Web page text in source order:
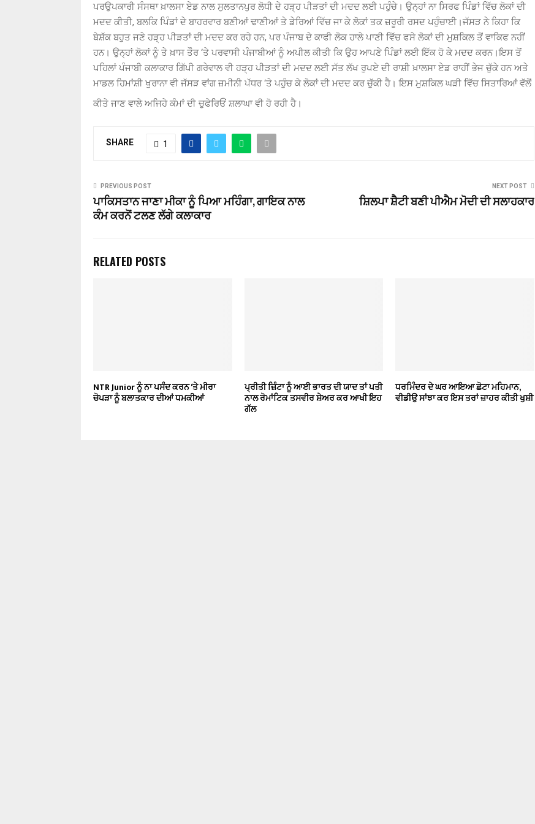
ਪਰਉਪਕਾਰੀ ਸੰਸਥਾ ਖ਼ਾਲਸਾ ਏਡ ਨਾਲ ਸੁਲਤਾਨਪੁਰ ਲੋਧੀ ਦੇ ਹੜ੍ਹ ਪੀੜਤਾਂ ਦੀ ਮਦਦ ਲਈ ਪਹੁੰਚੇ। ਉਨ੍ਹਾਂ ਨਾ ਸਿਰਫ ਪਿੰਡਾਂ ਵਿੱਚ ਲੋਕਾਂ ਦੀ
ਮਦਦ ਕੀਤੀ, ਬਲਕਿ ਪਿੰਡਾਂ ਦੇ ਬਾਹਰਵਾਰ ਬਣੀਆਂ ਢਾਣੀਆਂ ਤੇ ਡੇਰਿਆਂ ਵਿੱਚ ਜਾ ਕੇ ਲੋਕਾਂ ਤਕ ਜ਼ਰੂਰੀ ਰਸਦ ਪਹੁੰਚਾਈ।ਜੱਸੜ ਨੇ ਕਿਹਾ ਕਿ
ਬੇਸ਼ੱਕ ਬਹੁਤ ਜਣੇ ਹੜ੍ਹ ਪੀੜਤਾਂ ਦੀ ਮਦਦ ਕਰ ਰਹੇ ਹਨ, ਪਰ ਪੰਜਾਬ ਦੇ ਕਾਫੀ ਲੋਕ ਹਾਲੇ ਪਾਣੀ ਵਿੱਚ ਫਸੇ ਲੋਕਾਂ ਦੀ ਮੁਸ਼ਕਿਲ ਤੋਂ ਵਾਕਿਫ ਨਹੀਂ
ਹਨ। ਉਨ੍ਹਾਂ ਲੋਕਾਂ ਨੂੰ ਤੇ ਖ਼ਾਸ ਤੌਰ ‘ਤੇ ਪਰਵਾਸੀ ਪੰਜਾਬੀਆਂ ਨੂੰ ਅਪੀਲ ਕੀਤੀ ਕਿ ਉਹ ਆਪਣੇ ਪਿੰਡਾਂ ਲਈ ਇੱਕ ਹੋ ਕੇ ਮਦਦ ਕਰਨ।ਇਸ ਤੋਂ
ਪਹਿਲਾਂ ਪੰਜਾਬੀ ਕਲਾਕਾਰ ਗਿੱਪੀ ਗਰੇਵਾਲ ਵੀ ਹੜ੍ਹ ਪੀੜਤਾਂ ਦੀ ਮਦਦ ਲਈ ਸੱਤ ਲੱਖ ਰੁਪਏ ਦੀ ਰਾਸ਼ੀ ਖ਼ਾਲਸਾ ਏਡ ਰਾਹੀਂ ਭੇਜ ਚੁੱਕੇ ਹਨ ਅਤੇ
ਮਾਡਲ ਹਿਮਾਂਸ਼ੀ ਖੁਰਾਨਾ ਵੀ ਜੱਸੜ ਵਾਂਗ ਜ਼ਮੀਨੀ ਪੱਧਰ ‘ਤੇ ਪਹੁੰਚ ਕੇ ਲੋਕਾਂ ਦੀ ਮਦਦ ਕਰ ਚੁੱਕੀ ਹੈ। ਇਸ ਮੁਸ਼ਕਿਲ ਘੜੀ ਵਿੱਚ ਸਿਤਾਰਿਆਂ ਵੱਲੋਂ
ਕੀਤੇ ਜਾਣ ਵਾਲੇ ਅਜਿਹੇ ਕੰਮਾਂ ਦੀ ਚੁਫੇਰਿਓਂ ਸ਼ਲਾਘਾ ਵੀ ਹੋ ਰਹੀ ਹੈ।
SHARE 1
PREVIOUS POST
ਪਾਕਿਸਤਾਨ ਜਾਣਾ ਮੀਕਾ ਨੂੰ ਪਿਆ ਮਹਿੰਗਾ, ਗਾਇਕ ਨਾਲ
ਕੰਮ ਕਰਨੋਂ ਟਲਣ ਲੱਗੇ ਕਲਾਕਾਰ
NEXT POST
ਸ਼ਿਲਪਾ ਸ਼ੈਟੀ ਬਣੀ ਪੀਐਮ ਮੋਦੀ ਦੀ ਸਲਾਹਕਾਰ
RELATED POSTS
NTR Junior ਨੂੰ ਨਾ ਪਸੰਦ ਕਰਨ ‘ਤੇ ਮੀਰਾ
ਚੋਪੜਾ ਨੂੰ ਬਲਾਤਕਾਰ ਦੀਆਂ ਧਮਕੀਆਂ
ਪ੍ਰੀਤੀ ਜ਼ਿੰਟਾ ਨੂੰ ਆਈ ਭਾਰਤ ਦੀ ਯਾਦ ਤਾਂ ਪਤੀ
ਨਾਲ ਰੋਮਾਂਟਿਕ ਤਸਵੀਰ ਸ਼ੇਅਰ ਕਰ ਆਖੀ ਇਹ
ਗੱਲ
ਧਰਮਿੰਦਰ ਦੇ ਘਰ ਆਇਆ ਛੋਟਾ ਮਹਿਮਾਨ,
ਵੀਡੀਉ ਸਾਂਝਾ ਕਰ ਇਸ ਤਰਾਂ ਜ਼ਾਹਰ ਕੀਤੀ ਖੁਸ਼ੀ